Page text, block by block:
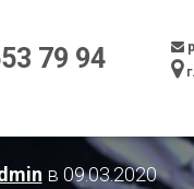
79 94
в 09.03.2020